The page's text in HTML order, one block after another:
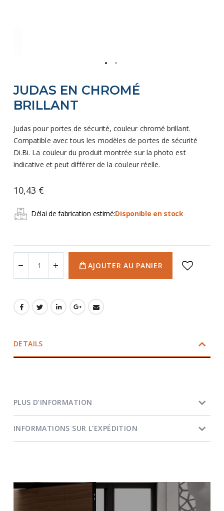
to
the
of
the
images
gallery
JUDAS EN CHROMÉ
BRILLANT
Judas pour portes de sécurité, couleur chromé brillant.
Compatible avec tous les modèles de portes de sécurité
Di.Bi. La couleur du produit montrée sur la photo est
indicative et peut différer de la couleur réelle.
10,43 €
Délai de fabrication estimé:Disponible en stock
AJOUTER AU PANIER
DETAILS
PLUS D’INFORMATION
INFORMATIONS SUR L'EXPÉDITION